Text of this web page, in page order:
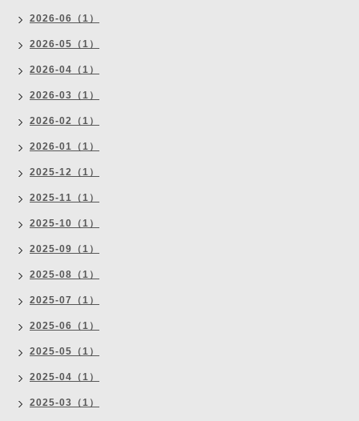
2026-06（1）
2026-05（1）
2026-04（1）
2026-03（1）
2026-02（1）
2026-01（1）
2025-12（1）
2025-11（1）
2025-10（1）
2025-09（1）
2025-08（1）
2025-07（1）
2025-06（1）
2025-05（1）
2025-04（1）
2025-03（1）